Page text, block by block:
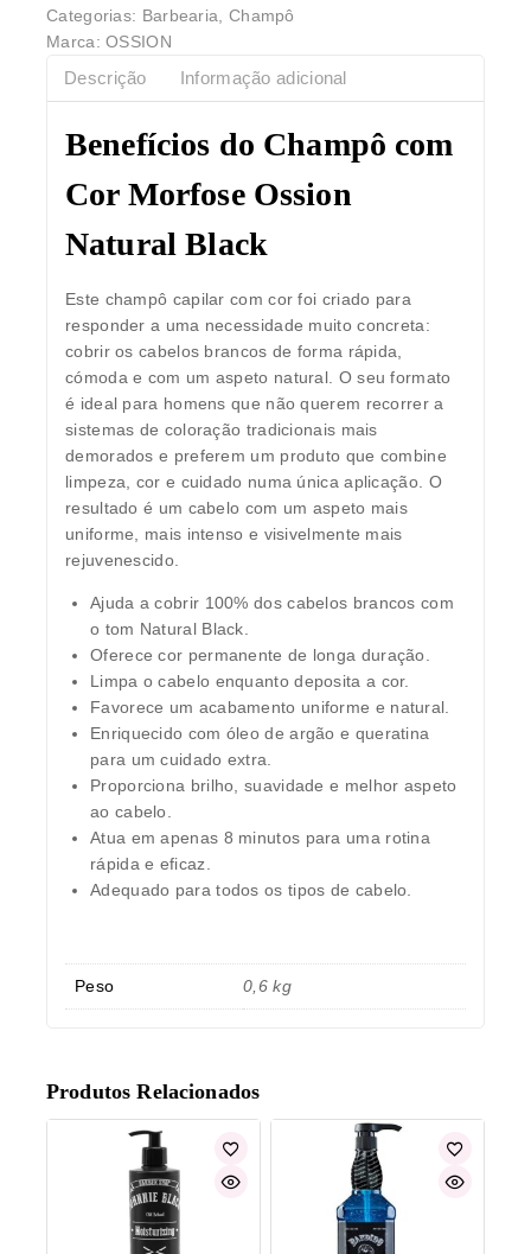
Categorias: Barbearia
Champô
Marca:OSSION
Descrição Informação adicional
Benefícios do Champô com
Cor Morfose Ossion
Natural Black
Este champô capilar com cor foi criado para
responder a uma necessidade muito concreta:
cobrir os cabelos brancos de forma rápida,
cómoda e com um aspeto natural. O seu formato
é ideal para homens que não querem recorrer a
sistemas de coloração tradicionais mais
demorados e preferem um produto que combine
limpeza, cor e cuidado numa única aplicação. O
resultado é um cabelo com um aspeto mais
uniforme, mais intenso e visivelmente mais
rejuvenescido.
Ajuda a cobrir 100% dos cabelos brancos com
o tom Natural Black.
Oferece cor permanente de longa duração.
Limpa o cabelo enquanto deposita a cor.
Favorece um acabamento uniforme e natural.
Enriquecido com óleo de argão e queratina
para um cuidado extra.
Proporciona brilho, suavidade e melhor aspeto
ao cabelo.
Atua em apenas 8 minutos para uma rotina
rápida e eficaz.
Adequado para todos os tipos de cabelo.
Peso 0,6 kg
Produtos Relacionados